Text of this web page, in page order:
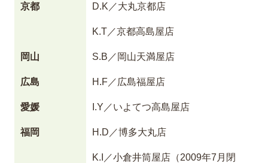
京都 D.K／大丸京都店
K.T／京都高島屋店
岡山 S.B／岡山天満屋店
広島 H.F／広島福屋店
愛媛 I.Y／いよてつ高島屋店
福岡 H.D／博多大丸店
K.I／小倉井筒屋店（2009年7月閉